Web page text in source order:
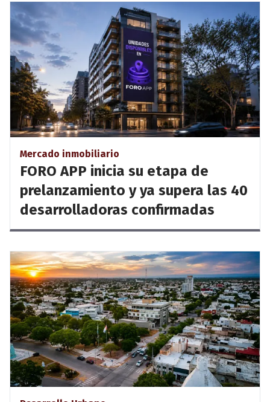
Mercado inmobiliario
FORO APP inicia su etapa de
prelanzamiento y ya supera las 40
desarrolladoras confirmadas